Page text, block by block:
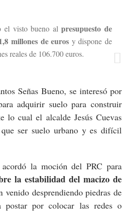
el visto bueno alpresupuesto de
millones de euros y dispone de
reales de 106.700 euros.
Señas Bueno, se interesó por
adquirir suelo para construir
lo cual el alcalde Jesús Cuevas
ser suelo urbano y es difícil
la moción del PRC para
la estabilidad del macizo de
venido desprendiendo piedras de
postar por colocar las redes o